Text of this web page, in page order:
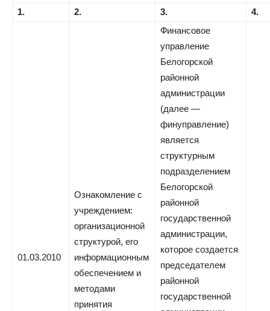
1. 2. 3. 4.
01.03.2010
Ознакомление с
учреждением:
организационной
структурой, его
информационным
обеспечением и
методами
принятия
Финансовое
управление
Белогорской
районной
администрации
(далее —
финуправление)
является
структурным
подразделением
Белогорской
районной
государственной
администрации,
которое создается
председателем
районной
государственной